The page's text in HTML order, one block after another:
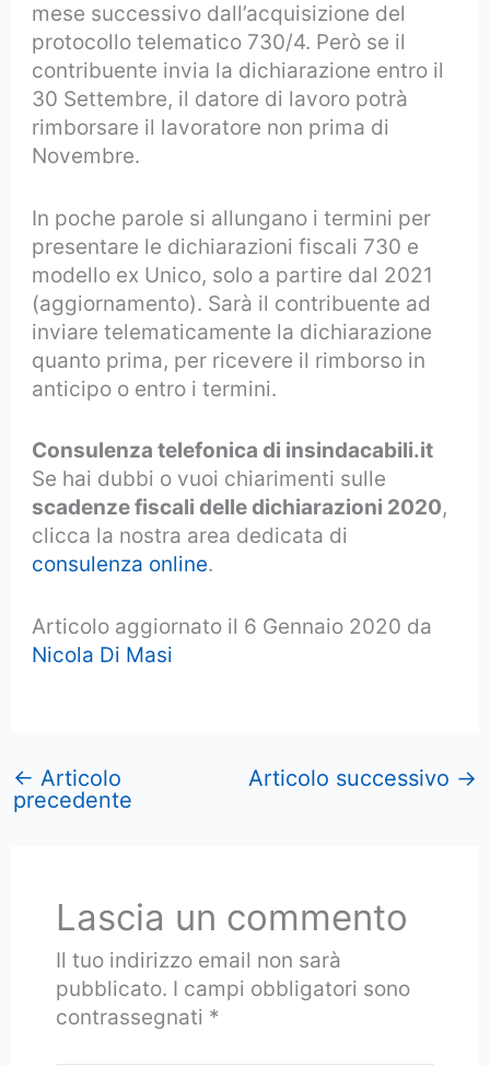
mese successivo dall’acquisizione del
protocollo telematico 730/4. Però se il
contribuente invia la dichiarazione entro il
30 Settembre, il datore di lavoro potrà
rimborsare il lavoratore non prima di
Novembre.
In poche parole si allungano i termini per
presentare le dichiarazioni fiscali 730 e
modello ex Unico, solo a partire dal 2021
(aggiornamento). Sarà il contribuente ad
inviare telematicamente la dichiarazione
quanto prima, per ricevere il rimborso in
anticipo o entro i termini.
Consulenza telefonica di insindacabili.it
Se hai dubbi o vuoi chiarimenti sulle
scadenze fiscali delle dichiarazioni 2020,
clicca la nostra area dedicata di
consulenza online.
Articolo aggiornato il 6 Gennaio 2020 da
Nicola Di Masi
← Articolo
precedente
Articolo successivo →
Lascia un commento
Il tuo indirizzo email non sarà
pubblicato. I campi obbligatori sono
contrassegnati *